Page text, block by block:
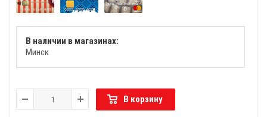
В наличии в магазинах:
Минск
В корзину